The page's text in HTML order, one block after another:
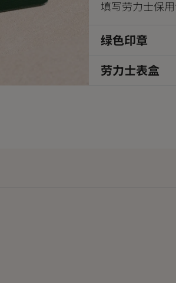
填写劳力士保
绿色印章
劳力士表盒